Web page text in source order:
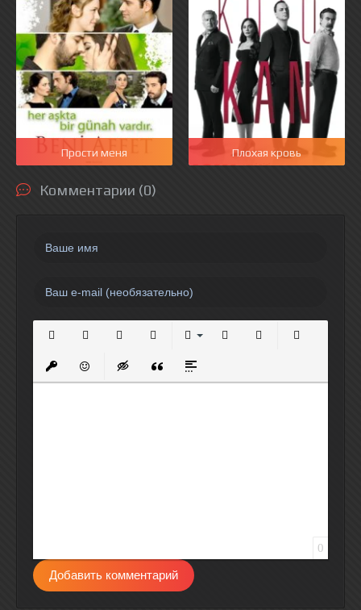
Прости меня Плохая кровь
Комментарии (0)
Вставить защищенную ссылку
Вставить смайлик
Вставка скрытого текста
Вставка цитаты
Вставка спойлера
0
Добавить комментарий